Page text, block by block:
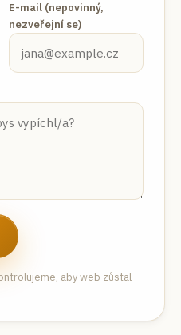
E-mail (nepovinný,
nezveřejní se)
aby web zůstal